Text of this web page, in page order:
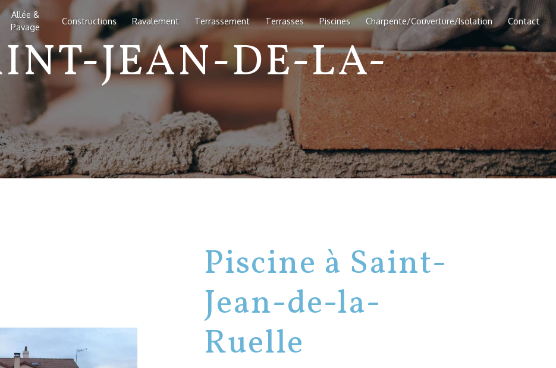
Allée &
Pavage
Constructions Ravalement Terrassement Terrasses Piscines Charpente/Couverture/Isolation Contact
JEAN-DE-LA-
Piscine à Saint-
Jean-de-la-
Ruelle